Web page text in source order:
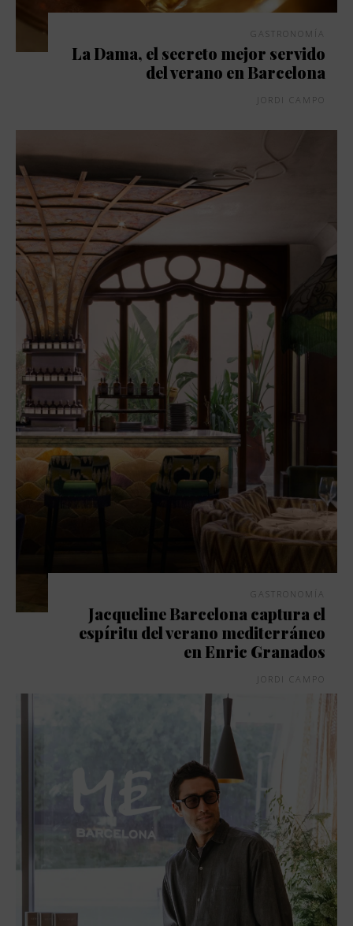
GASTRONOMÍA
La Dama, el secreto mejor servido
del verano en Barcelona
JORDI CAMPO
GASTRONOMÍA
Jacqueline Barcelona captura el
espíritu del verano mediterráneo
en Enric Granados
JORDI CAMPO